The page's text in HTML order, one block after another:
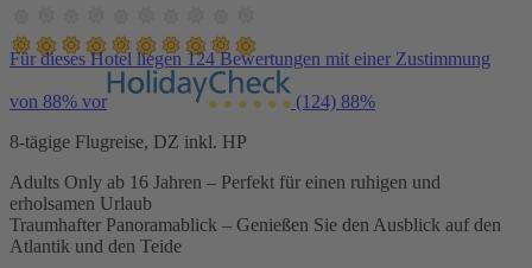
Für dieses Hotel liegen 124 Bewertungen mit einer Zustimmung
von 88% vor (124) 88%
8-tägige Flugreise, DZ inkl. HP
Adults Only ab 16 Jahren – Perfekt für einen ruhigen und
erholsamen Urlaub
Traumhafter Panoramablick – Genießen Sie den Ausblick auf den
Atlantik und den Teide